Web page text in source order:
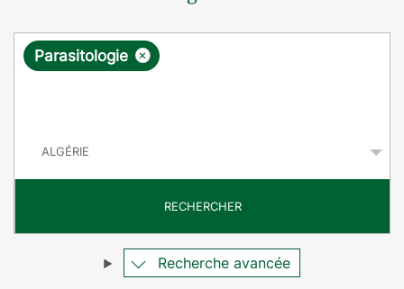
R
ê
e
×
Parasitologie
RECHERCHER
Recherche avancée